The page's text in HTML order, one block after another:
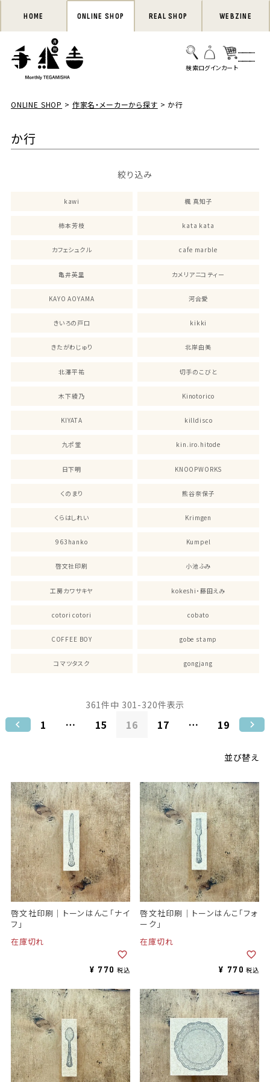
HOME ONLINE SHOP REAL SHOP WEBZINE
ONLINE SHOP 作家名・メーカーから探す か行
か行
絞り込み
kawi 楓 真知子
柿本芳枝 kata kata
カフェシュクル cafe marble
亀井英里 カメリアニコティー
KAYO AOYAMA 河合愛
きいろの戸口 kikki
きたがわじゅり 北岸由美
北澤平祐 切手のこびと
木下綾乃 Kinotorico
KIYATA killdisco
九ポ堂 kin.iro.hitode
日下明 KNOOPWORKS
くのまり 熊谷奈保子
くらはしれい Krimgen
963hanko Kumpel
啓文社印刷 小池ふみ
工房カワサキヤ kokeshi・藤田えみ
cotori cotori cobato
COFFEE BOY gobe stamp
コマツタスク gongjang
並び替え
361件中 301-320件表示
1 … 15 16 17 … 19
啓文社印刷｜トーンはんこ「ナイ
フ」
在庫切れ
¥ 770 税込
啓文社印刷｜トーンはんこ「フォ
ーク」
在庫切れ
¥ 770 税込